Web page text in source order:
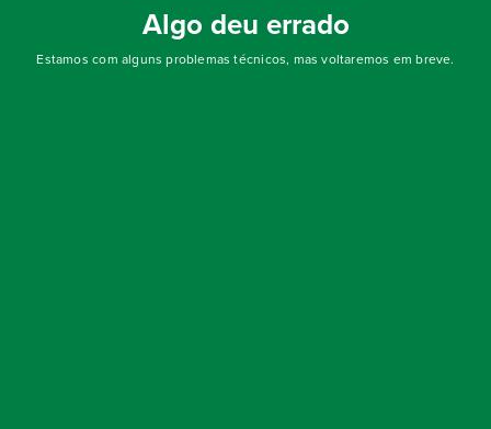
Algo deu errado
Estamos com alguns problemas técnicos, mas voltaremos em breve.